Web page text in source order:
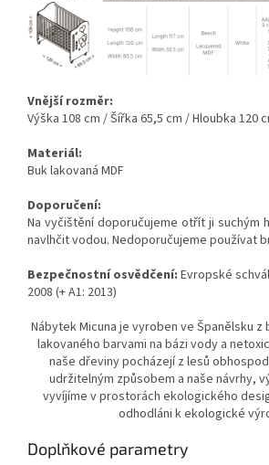
Vnější rozměr:
Výška 108 cm / Šířka 65,5 cm / Hloubka 120
Materiál:
Buk lakovaná MDF
Doporučení:
Na vyčištění doporučujeme otřít ji suchým
navlhčit vodou. Nedoporučujeme používat
Bezpečnostní osvědčení: Evropské
2008 (+ A1: 2013)
Nábytek Micuna je vyroben ve Španělsku
lakovaného barvami na bázi vody a
naše dřeviny pocházejí z lesů
udržitelným způsobem a naše návrhy,
vyvíjíme v prostorách ekologického
odhodláni k ekologické
Doplňkové parametry